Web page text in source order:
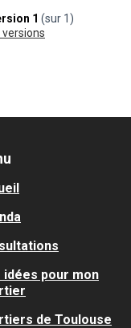
1 (sur 1)
versions
idées pour mon
de Toulouse